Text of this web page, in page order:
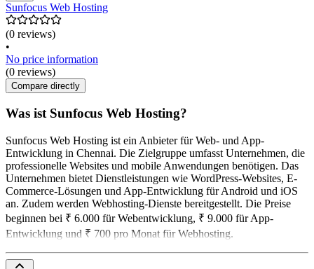
Sunfocus Web Hosting
(0 reviews)
•
No price information
(0 reviews)
Compare directly
Was ist Sunfocus Web Hosting?
Sunfocus Web Hosting ist ein Anbieter für Web- und App-
Entwicklung in Chennai. Die Zielgruppe umfasst Unternehmen, die
professionelle Websites und mobile Anwendungen benötigen. Das
Unternehmen bietet Dienstleistungen wie WordPress-Websites, E-
Commerce-Lösungen und App-Entwicklung für Android und iOS
an. Zudem werden Webhosting-Dienste bereitgestellt. Die Preise
beginnen bei ₹ 6.000 für Webentwicklung, ₹ 9.000 für App-
Entwicklung und ₹ 700 pro Monat für Webhosting.